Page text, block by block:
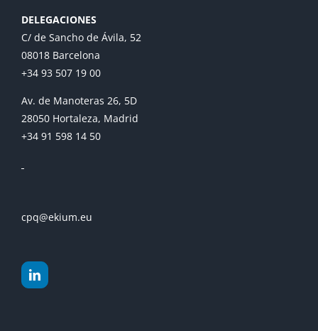
DELEGACIONES
C/ de Sancho de Ávila, 52
08018 Barcelona
+34 93 507 19 00
Av. de Manoteras 26, 5D
28050 Hortaleza, Madrid
+34 91 598 14 50
cpq@ekium.eu